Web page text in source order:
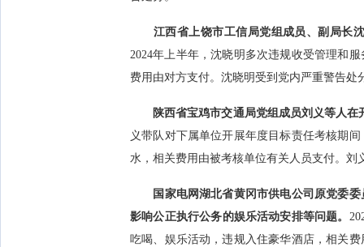
江西省上饶市工信局党组成员、副局长
2024年上半年，沈晓明多次违规收受管理和
费用由对方支付。沈晓明受到党内严重警告处
陕西省宝鸡市交通局党组成员刘义等人在
义带队对下属单位开展年度目标责任考核期
水，相关费用由被考核单位有关人员支付。
国家电网湖北省黄冈市供电公司原党委委
影响公正执行公务的娱乐活动安排等问题。
吃喝、娱乐活动，违规入住豪华酒店，相关